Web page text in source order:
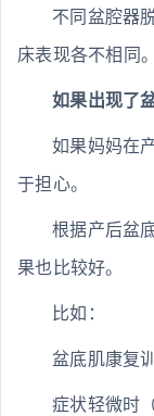
不同盆腔器
床表现各不相同。
如果出现了
如果妈妈在
于担心。
根据产后盆
果也比较好。
比如：
盆底肌康复
症状轻微时